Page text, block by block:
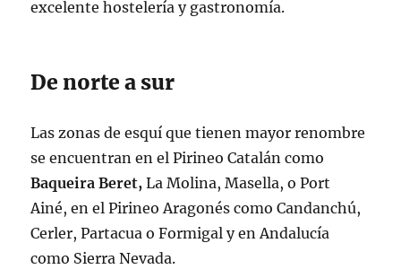
excelente hostelería y gastronomía.
De norte a sur
Las zonas de esquí que tienen mayor renombre
se encuentran en el Pirineo Catalán como
Baqueira Beret, La Molina, Masella, o Port
Ainé, en el Pirineo Aragonés como Candanchú,
Cerler, Partacua o Formigal y en Andalucía
como Sierra Nevada.